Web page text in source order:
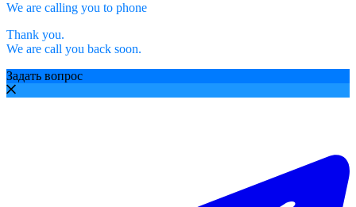
We are calling you to phone
Thank you.
We are call you back soon.
Задать вопрос